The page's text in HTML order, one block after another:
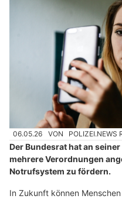
06.05.26 VON POLIZEI.NEWS
Der Bundesrat hat an
mehrere Verordnungen
Notrufsystem zu fördern.
In Zukunft können